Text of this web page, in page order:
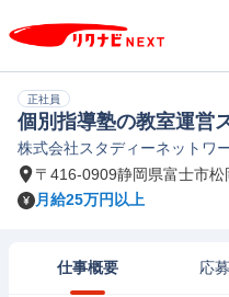
正社員
個別指導塾の教室運営
株式会社スタディーネットワ
〒416-0909静岡県富士市松
月給25万円以上
仕事概要 応